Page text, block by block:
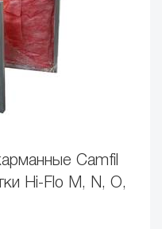
Camfil
Hi-Flo M, N, O,